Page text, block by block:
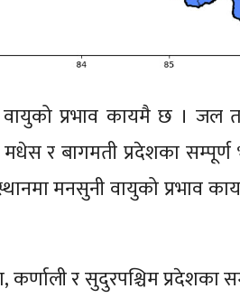
प्रभाव कायमै छ । जल
र बागमती प्रदेशका
मनसुनी वायुको प्रभाव
र सुदुरपश्चिम प्रदेशका